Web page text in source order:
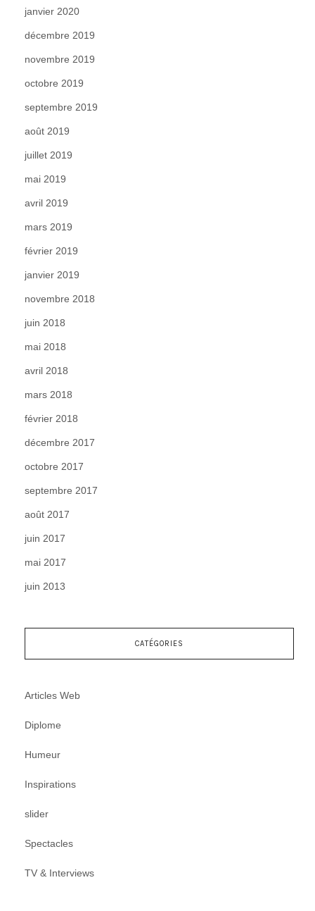
janvier 2020
décembre 2019
novembre 2019
octobre 2019
septembre 2019
août 2019
juillet 2019
mai 2019
avril 2019
mars 2019
février 2019
janvier 2019
novembre 2018
juin 2018
mai 2018
avril 2018
mars 2018
février 2018
décembre 2017
octobre 2017
septembre 2017
août 2017
juin 2017
mai 2017
juin 2013
CATÉGORIES
Articles Web
Diplome
Humeur
Inspirations
slider
Spectacles
TV & Interviews